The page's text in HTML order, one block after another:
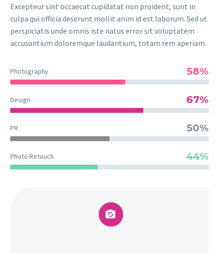
Excepteur sint occaecat cupidatat non proident, sunt in
culpa qui officia deserunt mollit anim id est laborum. Sed ut
perspiciatis unde omnis iste natus error sit voluptatem
accusantium doloremque laudantium, totam rem aperiam.
Photography 58%
Design 67%
PR 50%
Photo Retouch 44%

